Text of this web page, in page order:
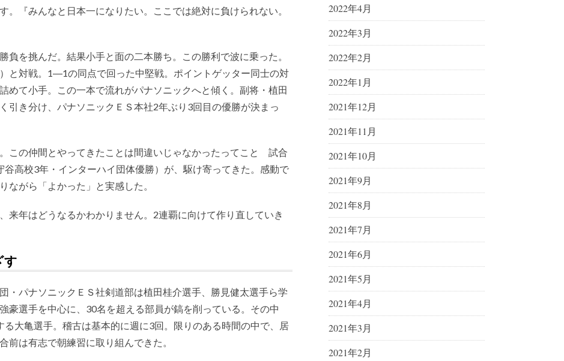
。『みんなと日本一になりたい。ここでは絶対に負けられない。
を挑んだ。結果小手と面の二本勝ち。この勝利で波に乗った。
と対戦。1―1の同点で回った中堅戦。ポイントゲッター同士の対
めて小手。この一本で流れがパナソニックへと傾く。副将・植田
引き分け、パナソニックＥＳ本社2年ぶり3回目の優勝が決まっ
この仲間とやってきたことは間違いじゃなかったってこと 試合
高校3年・インターハイ団体優勝）が、駆け寄ってきた。感動で
ながら「よかった」と実感した。
来年はどうなるかわかりません。2連覇に向けて作り直していき
す
・パナソニックＥＳ社剣道部は植田桂介選手、勝見健太選手ら学
豪選手を中心に、30名を超える部員が鎬を削っている。その中
大亀選手。稽古は基本的に週に3回。限りのある時間の中で、居
前は有志で朝練習に取り組んできた。
2022年4月
2022年3月
2022年2月
2022年1月
2021年12月
2021年11月
2021年10月
2021年9月
2021年8月
2021年7月
2021年6月
2021年5月
2021年4月
2021年3月
2021年2月